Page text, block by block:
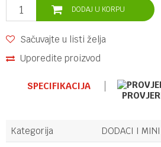
DODAJ U KORPU
Sačuvajte u listi želja
Uporedite proizvod
SPECIFIKACIJA
Kategorija
DODACI I MINI